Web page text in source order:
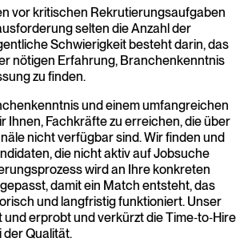
Zugang zu spezialisierten Profilen, die über
kaum erreichbar sind.
vor kritischen Rekrutierungsaufgaben
selten die Anzahl der
Schwierigkeit besteht darin, das
nötigen Erfahrung, Branchenkenntnis
zu finden.
und einem umfangreichen
Ihnen, Fachkräfte zu erreichen, die über
nicht verfügbar sind. Wir finden und
die nicht aktiv auf Jobsuche
wird an Ihre konkreten
damit ein Match entsteht, das
und langfristig funktioniert. Unser
und erprobt und verkürzt die Time‑to‑Hire
Qualität.